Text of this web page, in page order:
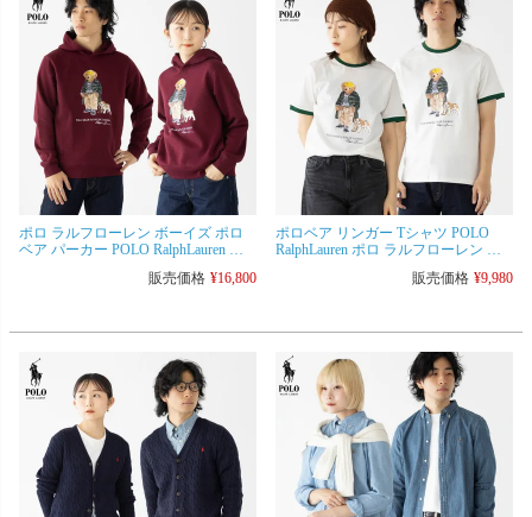
ポロ ラルフローレン ボーイズ ポロ
ベア パーカー POLO RalphLauren メ
販売価格 ¥16,800
ポロベア リンガー Tシャツ POLO
RalphLauren ポロ ラルフローレン ボ
販売価格 ¥9,980